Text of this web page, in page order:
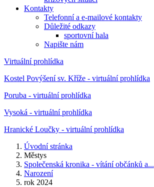
Kontakty
Telefonní a e-mailové kontakty
Důležité odkazy
sportovní hala
Napište nám
Virtuální prohlídka
Kostel Povýšení sv. Kříže - virtuální prohlídka
Poruba - virtuální prohlídka
Vysoká - virtuální prohlídka
Hranické Loučky - virtuální prohlídka
Úvodní stránka
Městys
Společenská kronika - vítání občánků a...
Narození
rok 2024